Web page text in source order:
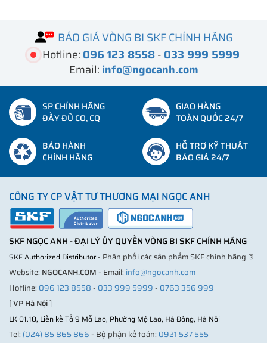
BÁO GIÁ VÒNG BI SKF CHÍNH HÃNG
Hotline: 096 123 8558- 033 999 5999
Email: info@ngocanh.com
SP CHÍNH HÃNG
ĐẦY ĐỦ CO, CQ
GIAO HÀNG
TOÀN QUỐC 24/7
BẢO HÀNH
CHÍNH HÃNG
HỖ TRỢ KỸ THUẬT
BÁO GIÁ 24/7
CÔNG TY CP VẬT TƯ THƯƠNG MẠI NGỌC ANH
SKF NGỌC ANH - ĐẠI LÝ ỦY QUYỀN VÒNG BI SKF CHÍNH HÃNG
SKF Authorized Distributor- Phân phối các sản phẩm SKF chính hãng ®
Website: NGOCANH.COM- Email: info@ngocanh.com
Hotline: 096 123 8558- 033 999 5999- 0763 356 999
[VP Hà Nội]
LK 01.10, Liền kề Tổ 9 Mỗ Lao, Phường Mộ Lao, Hà Đông, Hà Nội
Tel: (024) 85 865 866- Bộ phận kế toán: 0921 537 555